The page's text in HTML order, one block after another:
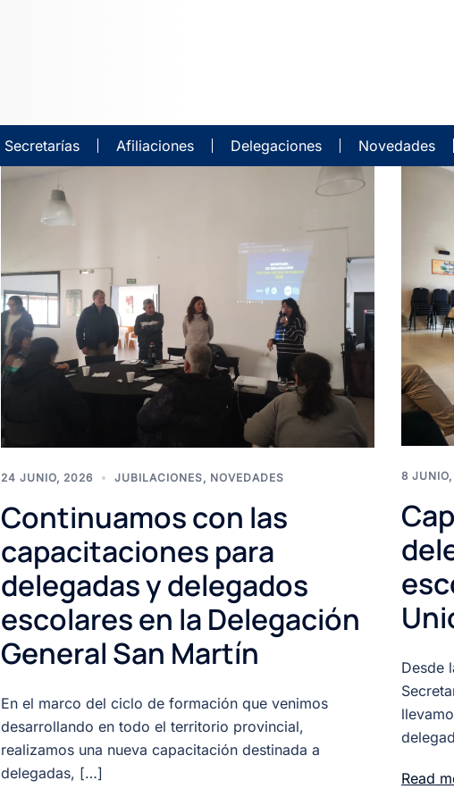
Secretarías Afiliaciones Delegaciones Novedades
24 JUNIO, 2026 JUBILACIONES, NOVEDADES
Continuamos con las
capacitaciones para
delegadas y delegados
escolares en la Delegación
General San Martín
En el marco del ciclo de formación que venimos
desarrollando en todo el territorio provincial,
realizamos una nueva capacitación destinada a
delegadas, […]
8
Desde
Read